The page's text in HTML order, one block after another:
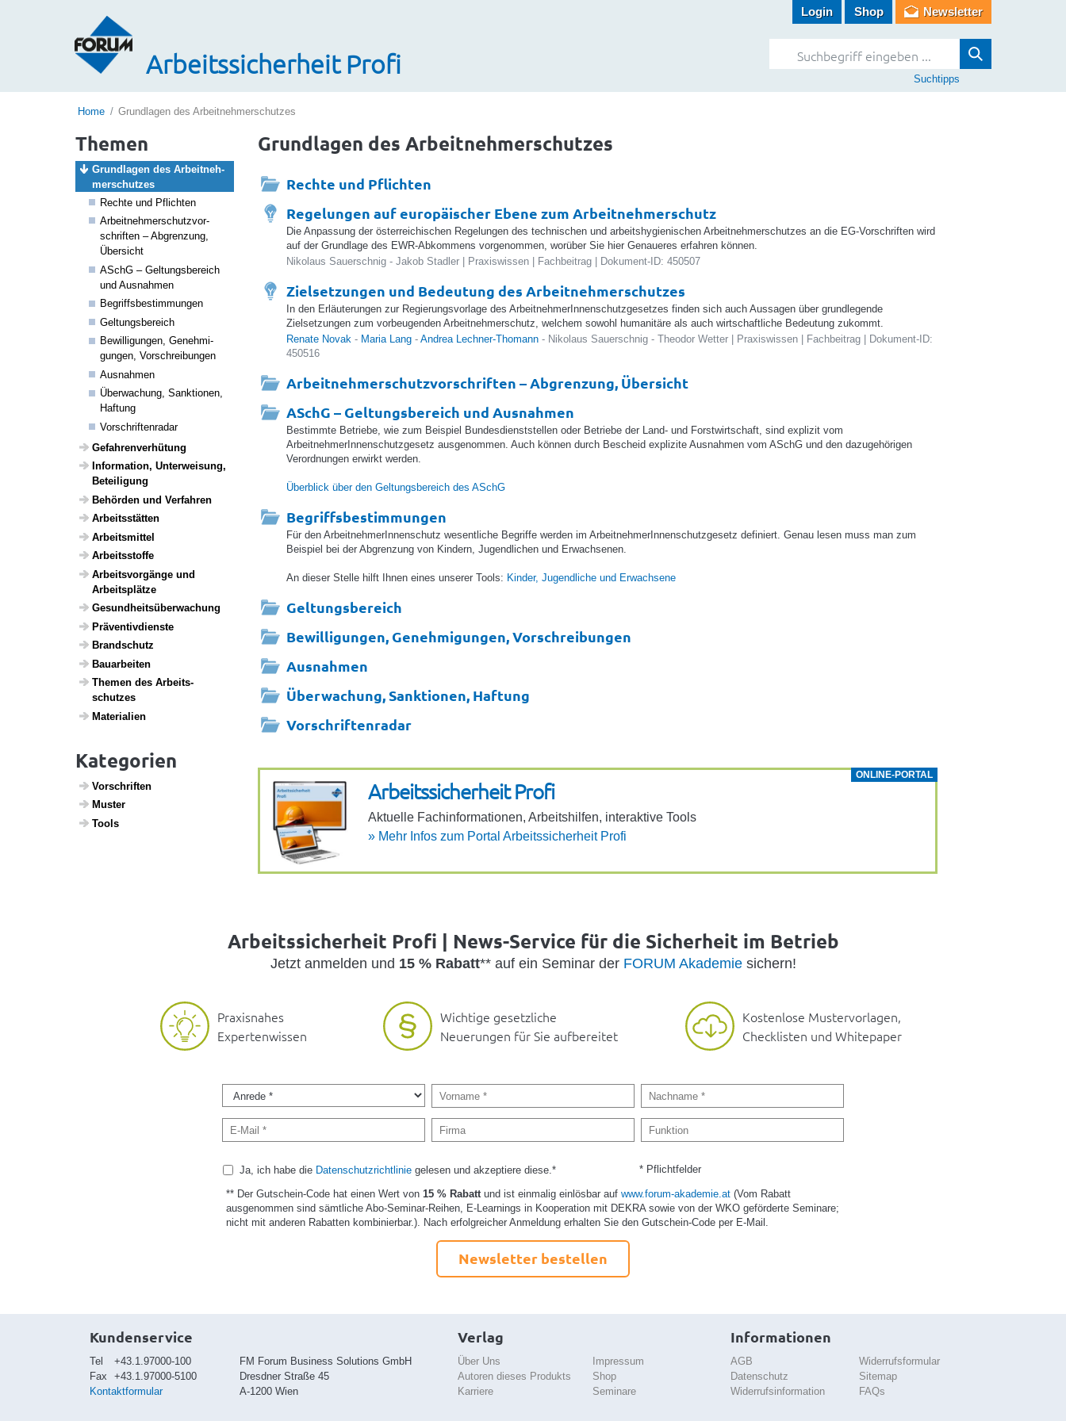
Arbeitssicherheit Profi
Login Shop Newsletter
Suchtipps
Home Grundlagen des Arbeitnehmerschutzes
Themen
Grund­lagen des Arbeit­neh­
mer­schutzes
Rechte und Pflichten
Arbeit­neh­mer­schutz­vor­
schriften – Abgren­zung,
Über­sicht
ASchG – Geltungs­be­reich
und Ausnahmen
Begriffs­be­stim­mungen
Geltungs­be­reich
Bewil­li­gungen, Geneh­mi­
gungen, Vorschrei­bungen
Ausnahmen
Über­wa­chung, Sank­ti­onen,
Haftung
Vorschrif­ten­radar
Gefah­ren­ver­hü­tung
Infor­ma­tion, Unter­wei­sung,
Betei­li­gung
Behörden und Verfahren
Arbeits­s­tätten
Arbeits­mittel
Arbeitss­toffe
Arbeits­vor­gänge und
Arbeits­plätze
Gesund­heits­über­wa­chung
Präven­tiv­dienste
Brand­schutz
Baua­r­beiten
Themen des Arbeits­
schutzes
Mate­ri­a­lien
Kategorien
Vorschriften
Muster
Tools
Grundlagen des Arbeitnehmerschutzes
Rechte und Pflichten
Regelungen auf europäischer Ebene zum Arbeitnehmerschutz
Die Anpassung der österreichischen Regelungen des technischen und arbeitshygienischen Arbeitnehmerschutzes an die EG-Vorschriften wird
auf der Grundlage des EWR-Abkommens vorgenommen, worüber Sie hier Genaueres erfahren können.
Nikolaus Sauerschnig - Jakob Stadler | Praxiswissen | Fachbeitrag | Dokument-ID: 450507
Zielsetzungen und Bedeutung des Arbeitnehmerschutzes
In den Erläuterungen zur Regierungsvorlage des ArbeitnehmerInnenschutzgesetzes finden sich auch Aussagen über grundlegende
Zielsetzungen zum vorbeugenden Arbeitnehmerschutz, welchem sowohl humanitäre als auch wirtschaftliche Bedeutung zukommt.
Renate Novak - Maria Lang -Andrea Lechner-Thomann - Nikolaus Sauerschnig - Theodor Wetter | Praxiswissen | Fachbeitrag | Dokument-ID:
450516
Arbeitnehmerschutzvorschriften – Abgrenzung, Übersicht
ASchG – Geltungsbereich und Ausnahmen
Bestimmte Betriebe, wie zum Beispiel Bundesdienststellen oder Betriebe der Land- und Forstwirtschaft, sind explizit vom
ArbeitnehmerInnenschutzgesetz ausgenommen. Auch können durch Bescheid explizite Ausnahmen vom ASchG und den dazugehörigen
Verordnungen erwirkt werden.
Überblick über den Geltungsbereich des ASchG
Begriffsbestimmungen
Für den ArbeitnehmerInnenschutz wesentliche Begriffe werden im ArbeitnehmerInnenschutzgesetz definiert. Genau lesen muss man zum
Beispiel bei der Abgrenzung von Kindern, Jugendlichen und Erwachsenen.
An dieser Stelle hilft Ihnen eines unserer Tools: Kinder, Jugendliche und Erwachsene
Geltungsbereich
Bewilligungen, Genehmigungen, Vorschreibungen
Ausnahmen
Überwachung, Sanktionen, Haftung
Vorschriftenradar
ONLINE-PORTAL
Arbeits­si­cher­heit Profi
Aktu­elle Fach­in­for­ma­ti­onen, Arbeits­hilfen, inter­ak­tive Tools
» Mehr Infos zum Portal Arbeits­si­cher­heit Profi
Arbeitssicherheit Profi | News-Service für die Sicherheit im Betrieb
Jetzt anmelden und 15 % Rabatt** auf ein Seminar der FORUM Akademiesichern!
Praxisnahes
Expertenwissen
Wichtige gesetzliche
Neuerungen für Sie aufbereitet
Kostenlose Mustervorlagen,
Checklisten und Whitepaper
Ja, ich habe die Datenschutzrichtliniegelesen und akzeptiere diese.* * Pflichtfelder
** Der Gutschein-Code hat einen Wert von 15 % Rabattund ist einmalig einlösbar aufwww.forum-akademie.at (Vom Rabatt
ausgenommen sind sämtliche Abo-Seminar-Reihen, E-Learnings in Kooperation mit DEKRA sowie von der WKO geförderte Seminare;
nicht mit anderen Rabatten kombinierbar.). Nach erfolgreicher Anmeldung erhalten Sie den Gutschein-Code per E-Mail.
Newsletter bestellen
Kundenservice
Tel
+43.1.97000-100
Fax
+43.1.97000-5100
Kontaktformular
FM Forum Business Solutions GmbH
Dresdner Straße 45
A-1200 Wien
Verlag
Über Uns
Autoren dieses Produkts
Karriere
Impressum
Shop
Seminare
Informationen
AGB
Datenschutz
Widerrufsinformation
Widerrufsformular
Sitemap
FAQs